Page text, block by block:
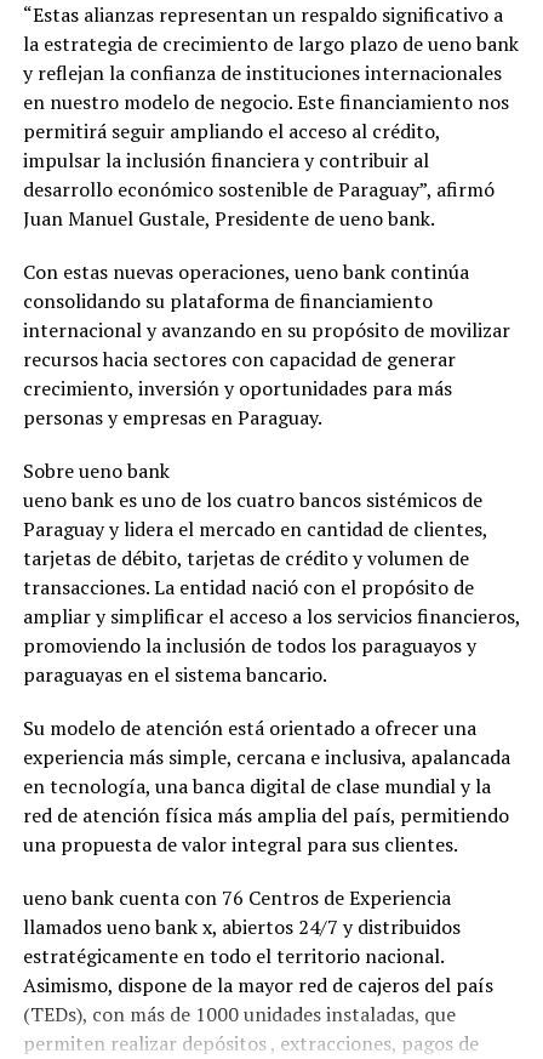
“Estas alianzas representan un respaldo significativo a
la estrategia de crecimiento de largo plazo de ueno bank
y reflejan la confianza de instituciones internacionales
en nuestro modelo de negocio. Este financiamiento nos
permitirá seguir ampliando el acceso al crédito,
impulsar la inclusión financiera y contribuir al
desarrollo económico sostenible de Paraguay”, afirmó
Juan Manuel Gustale, Presidente de ueno bank.
Con estas nuevas operaciones, ueno bank continúa
consolidando su plataforma de financiamiento
internacional y avanzando en su propósito de movilizar
recursos hacia sectores con capacidad de generar
crecimiento, inversión y oportunidades para más
personas y empresas en Paraguay.
Sobre ueno bank
ueno bank es uno de los cuatro bancos sistémicos de
Paraguay y lidera el mercado en cantidad de clientes,
tarjetas de débito, tarjetas de crédito y volumen de
transacciones. La entidad nació con el propósito de
ampliar y simplificar el acceso a los servicios financieros,
promoviendo la inclusión de todos los paraguayos y
paraguayas en el sistema bancario.
Su modelo de atención está orientado a ofrecer una
experiencia más simple, cercana e inclusiva, apalancada
en tecnología, una banca digital de clase mundial y la
red de atención física más amplia del país, permitiendo
una propuesta de valor integral para sus clientes.
ueno bank cuenta con 76 Centros de Experiencia
llamados ueno bank x, abiertos 24/7 y distribuidos
estratégicamente en todo el territorio nacional.
Asimismo, dispone de la mayor red de cajeros del país
(TEDs), con más de 1000 unidades instaladas, que
permiten realizar depósitos , extracciones, pagos de